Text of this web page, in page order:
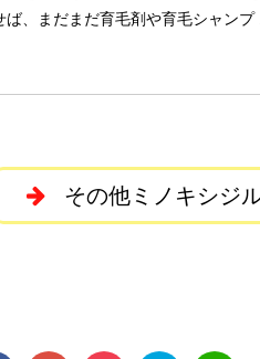
ば、まだまだ育毛剤や育毛シャンプ
その他ミノキシジ